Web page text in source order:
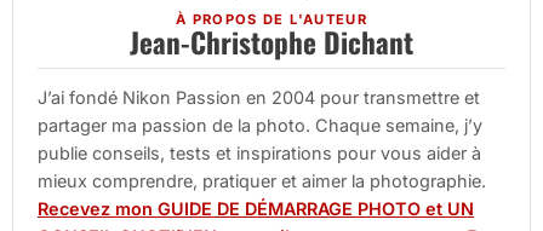
À PROPOS DE L'AUTEUR
Jean-Christophe Dichant
J’ai fondé Nikon Passion en 2004 pour transmettre et
partager ma passion de la photo. Chaque semaine, j’y
publie conseils, tests et inspirations pour vous aider à
mieux comprendre, pratiquer et aimer la photographie.
Recevez mon GUIDE DE DÉMARRAGE PHOTO et UN